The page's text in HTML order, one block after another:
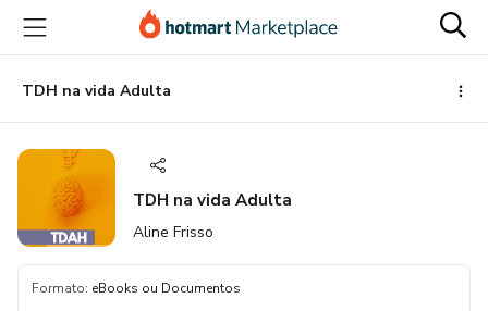
para
conteúdo
principal
para
pagamento
para
rodapé
TDH na vida Adulta
TDH na vida Adulta
Aline Frisso
Formato: eBooks ou Documentos